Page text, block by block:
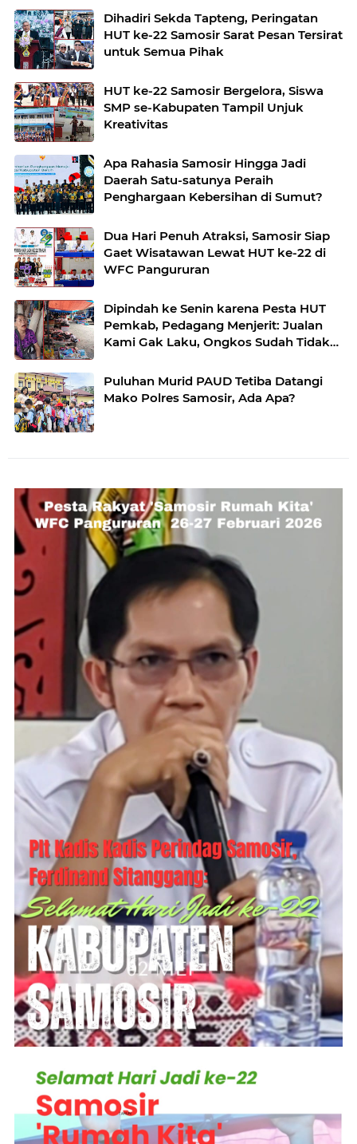
Dihadiri Sekda Tapteng, Peringatan
HUT ke-22 Samosir Sarat Pesan Tersirat
untuk Semua Pihak
HUT ke-22 Samosir Bergelora, Siswa
SMP se-Kabupaten Tampil Unjuk
Kreativitas
Apa Rahasia Samosir Hingga Jadi
Daerah Satu-satunya Peraih
Penghargaan Kebersihan di Sumut?
Dua Hari Penuh Atraksi, Samosir Siap
Gaet Wisatawan Lewat HUT ke-22 di
WFC Pangururan
Dipindah ke Senin karena Pesta HUT
Pemkab, Pedagang Menjerit: Jualan
Kami Gak Laku, Ongkos Sudah Tidak
Puluhan Murid PAUD Tetiba Datangi
Mako Polres Samosir, Ada Apa?